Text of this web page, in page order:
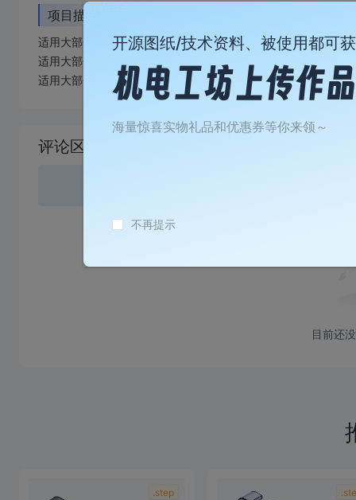
项目描述
适用大部分电动抽水器，将固定在桶装水上的电动抽水器改放
适用大部分电动抽水器，将固定在桶装水上的电动抽水器改放
适用大部分电动抽水器，将固定在桶装水上的电动抽水器改放
失
评论区
目前还
.step
开源图纸/技术资料、被使用都可
海量惊喜实物礼品和优惠券等你来领～
不再提示